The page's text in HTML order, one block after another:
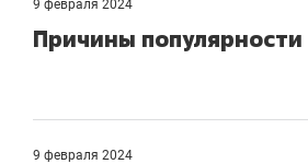
9 февраля 2024
Причины
9 февраля 2024